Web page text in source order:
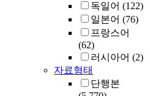
독일어 (122)
일본어 (76)
프랑스어
(62)
러시아어 (2)
자료형태
단행본